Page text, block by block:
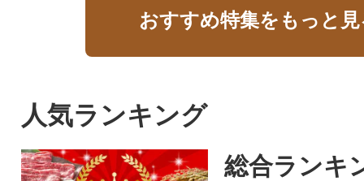
おすすめ特集をもっと
人気ランキング
総合ランキ